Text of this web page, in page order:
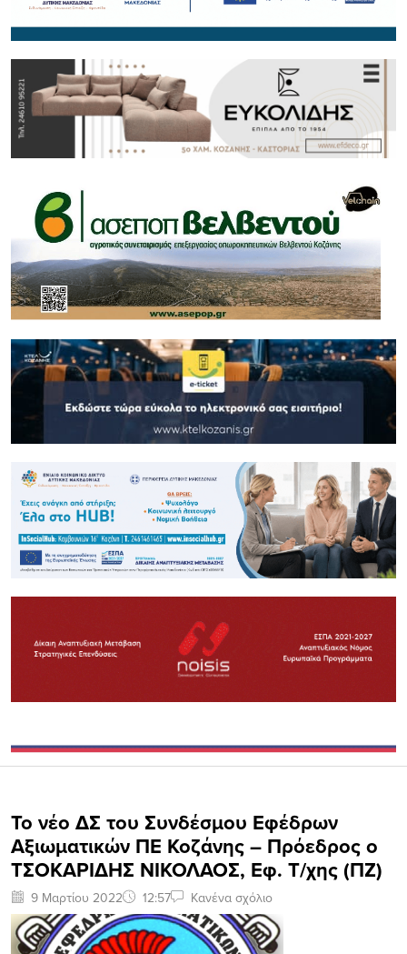
Το νέο ΔΣ του Συνδέσμου Εφέδρων
Αξιωματικών ΠΕ Κοζάνης – Πρόεδρος ο
ΤΣΟΚΑΡΙΔΗΣ ΝΙΚΟΛΑΟΣ, Εφ. Τ/χης (ΠΖ)
9 Μαρτίου 2022 12:57 Κανένα σχόλιο